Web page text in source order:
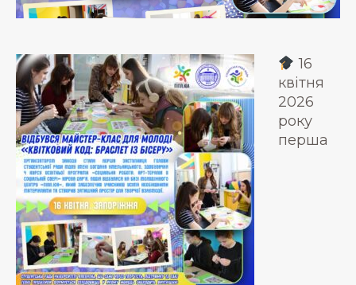
16
квітня
2026
року
перша